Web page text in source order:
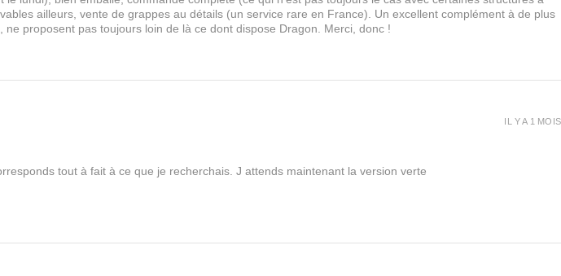
ailleurs, vente de grappes au détails (un service rare en France). Un excellent complément à de plus
proposent pas toujours loin de là ce dont dispose Dragon. Merci, donc !
tout à fait à ce que je recherchais. J attends maintenant la version verte
IL Y A 1 MOIS